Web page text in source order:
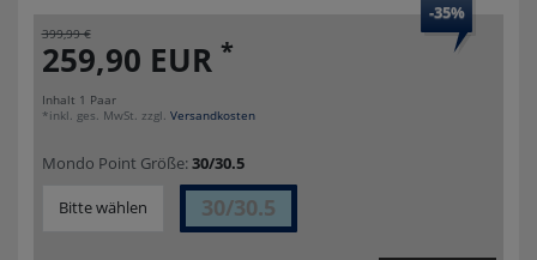
-35%
399,99 €
259,90 EUR *
Inhalt 1 Paar
*inkl. ges. MwSt. zzgl. Versandkosten
Mondo Point Größe:30/30.5
Bitte wählen 30/30.5